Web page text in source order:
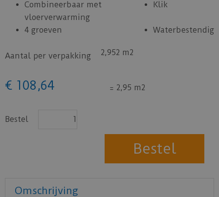
Combineerbaar met
vloerverwarming
Klik
4 groeven Waterbestendig
Aantal per verpakking 2,952 m2
€ 108 ,64 = 2,95 m2
Bestel
Omschrijving